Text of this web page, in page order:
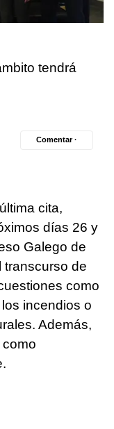
tendrá
Comentar ·
cita,
días 26 y
Galego de
transcurso de
como
incendios o
Además,